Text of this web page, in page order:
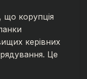
що корупція
керівних
Це